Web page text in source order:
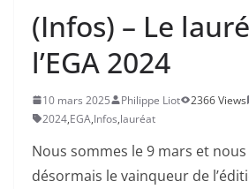
(Infos) – Le
l’EGA 2024
10 mars 2025 Philippe Liot 2366 Views
2024,EGA,Infos,lauréat
Nous sommes le 9 mars et
désormais le vainqueur de